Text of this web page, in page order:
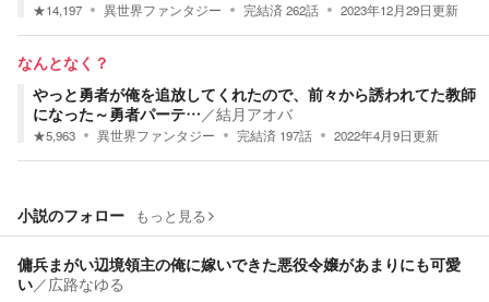
★14,197 異世界ファンタジー 完結済262話 2023年12月29日更新
なんとなく？
やっと勇者が俺を追放してくれたので、前々から誘われてた教師
になった～勇者パーテ…／結月アオバ
★5,963 異世界ファンタジー 完結済 197話 2022年4月9日更新
小説のフォロー もっと見る
傭兵まがい辺境領主の俺に嫁いできた悪役令嬢があまりにも可愛
い／広路なゆる